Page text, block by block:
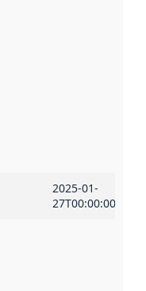
2025-01-
27T00:00:00Z
eller